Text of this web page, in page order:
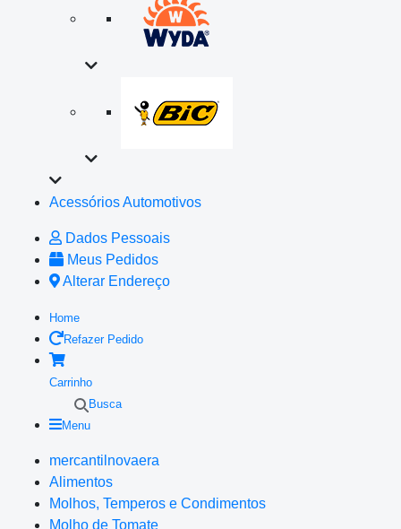
Acessórios Automotivos
Dados Pessoais
Meus Pedidos
Alterar Endereço
Home
Refazer Pedido
Carrinho
Busca
Menu
mercantilnovaera
Alimentos
Molhos, Temperos e Condimentos
Molho de Tomate